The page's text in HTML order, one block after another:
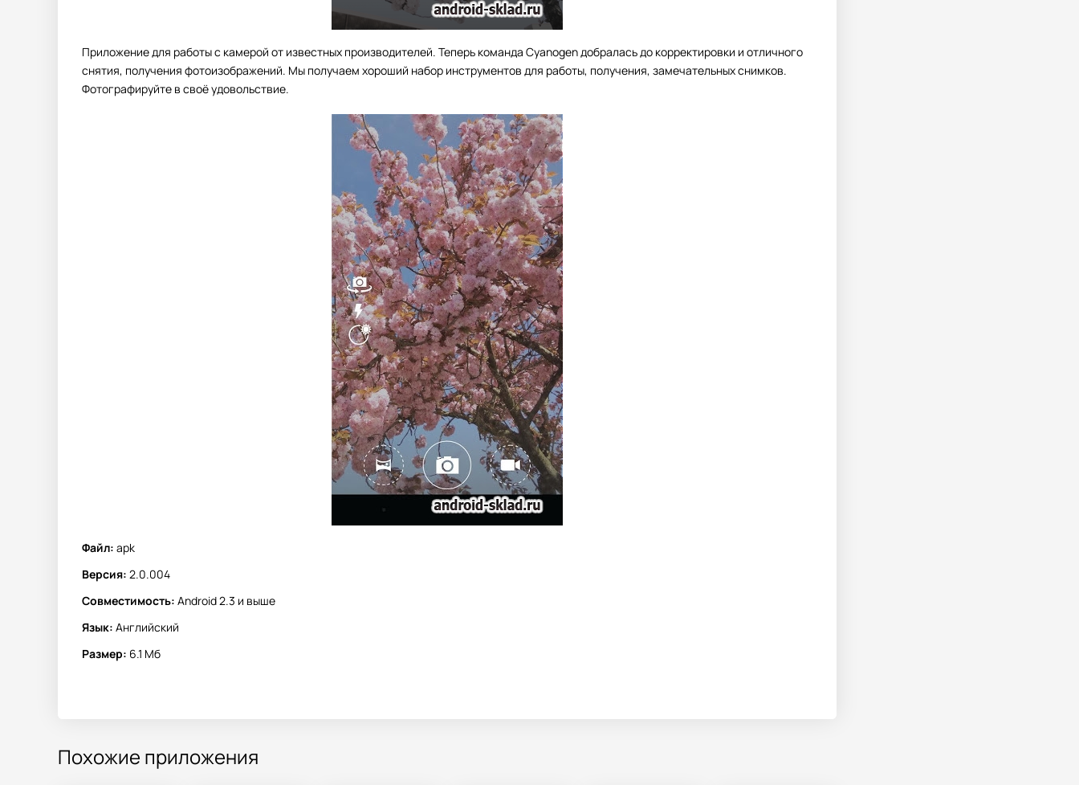
Приложение для работы с камерой от известных производителей. Теперь команда Cyanogen добралась до корректировки и отличного
снятия, получения фотоизображений. Мы получаем хороший набор инструментов для работы, получения, замечательных снимков.
Фотографируйте в своё удовольствие.
Файл: apk
Версия: 2.0.004
Совместимость: Android 2.3 и выше
Язык: Английский
Размер: 6.1 Мб
Похожие приложения